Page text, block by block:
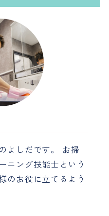
よしだです。 お掃
ニング技能士という
のお役に立てるよう